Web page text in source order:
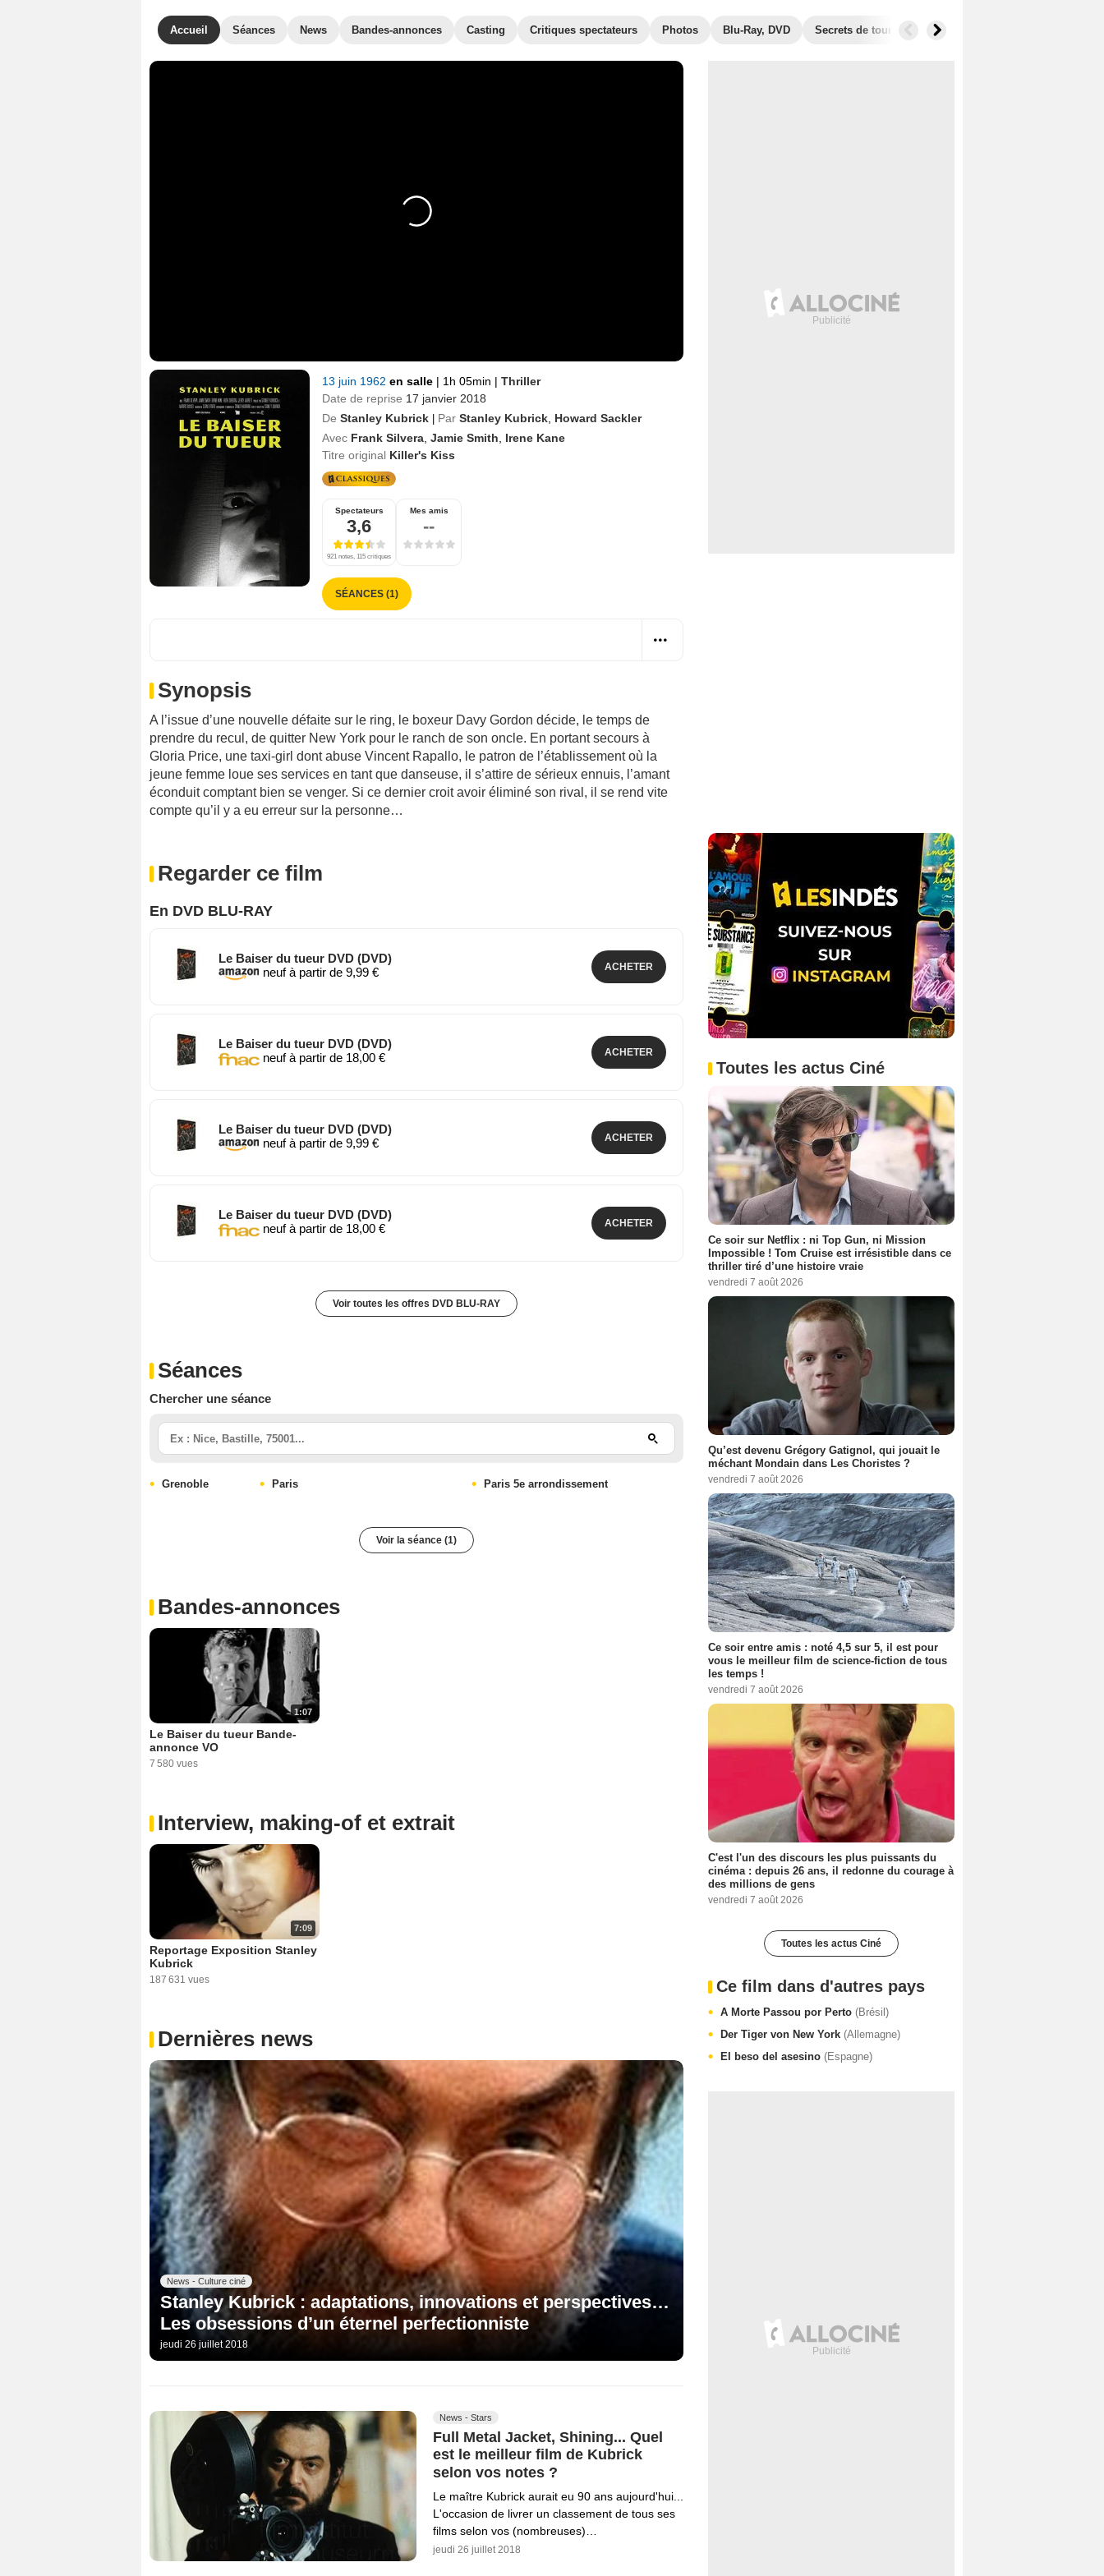
Accueil Séances News Bandes-annonces Casting Critiques spectateurs Photos Blu-Ray, DVD Secrets de tournage
13 juin 1962 en salle | 1h 05min | Thriller
Date de reprise 17 janvier 2018
De Stanley Kubrick | Par Stanley Kubrick Howard Sackler
Avec Frank Silvera Jamie Smith
Irene Kane
Titre original Killer's Kiss
Spectateurs
3,6
921 notes, 115 critiques
Mes amis
--
SÉANCES (1)
Synopsis
A l’issue d’une nouvelle défaite sur le ring, le boxeur Davy Gordon décide, le temps de
prendre du recul, de quitter New York pour le ranch de son oncle. En portant secours à
Gloria Price, une taxi-girl dont abuse Vincent Rapallo, le patron de l’établissement où la
jeune femme loue ses services en tant que danseuse, il s’attire de sérieux ennuis, l’amant
éconduit comptant bien se venger. Si ce dernier croit avoir éliminé son rival, il se rend vite
compte qu’il y a eu erreur sur la personne…
Regarder ce film
En DVD BLU-RAY
Le Baiser du tueur DVD (DVD)
neuf à partir de 9,99 €
ACHETER
Le Baiser du tueur DVD (DVD)
neuf à partir de 18,00 €
ACHETER
Le Baiser du tueur DVD (DVD)
neuf à partir de 9,99 €
ACHETER
Le Baiser du tueur DVD (DVD)
neuf à partir de 18,00 €
ACHETER
Voir toutes les offres DVD BLU-RAY
Séances
Chercher une séance
Grenoble Paris Paris 5e arrondissement
Voir la séance (1)
Bandes-annonces
1:07
Le Baiser du tueur Bande-
annonce VO
7 580 vues
Interview, making-of et extrait
7:09
Reportage Exposition Stanley
Kubrick
187 631 vues
Dernières news
News - Culture ciné
Stanley Kubrick : adaptations, innovations et perspectives…
Les obsessions d’un éternel perfectionniste
jeudi 26 juillet 2018
News - Stars
Full Metal Jacket, Shining... Quel
est le meilleur film de Kubrick
selon vos notes ?
Le maître Kubrick aurait eu 90 ans aujourd'hui...
L'occasion de livrer un classement de tous ses
films selon vos (nombreuses)…
jeudi 26 juillet 2018
Toutes les actus Ciné
Ce soir sur Netflix : ni Top Gun, ni Mission
Impossible ! Tom Cruise est irrésistible dans ce
thriller tiré d’une histoire vraie
vendredi 7 août 2026
Qu’est devenu Grégory Gatignol, qui jouait le
méchant Mondain dans Les Choristes ?
vendredi 7 août 2026
Ce soir entre amis : noté 4,5 sur 5, il est pour
vous le meilleur film de science-fiction de tous
les temps !
vendredi 7 août 2026
C'est l'un des discours les plus puissants du
cinéma : depuis 26 ans, il redonne du courage à
des millions de gens
vendredi 7 août 2026
Toutes les actus Ciné
Ce film dans d'autres pays
A Morte Passou por Perto (Brésil)
Der Tiger von New York (Allemagne)
El beso del asesino (Espagne)